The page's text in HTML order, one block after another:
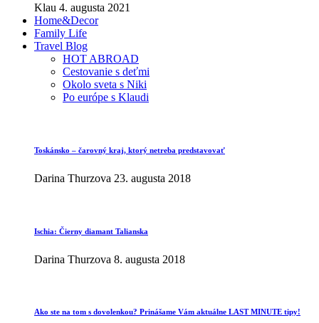
Klau 4. augusta 2021
Home&Decor
Family Life
Travel Blog
HOT ABROAD
Cestovanie s deťmi
Okolo sveta s Niki
Po európe s Klaudi
Toskánsko – čarovný kraj, ktorý netreba predstavovať
Darina Thurzova 23. augusta 2018
Ischia: Čierny diamant Talianska
Darina Thurzova 8. augusta 2018
Ako ste na tom s dovolenkou? Prinášame Vám aktuálne LAST MINUTE tipy!